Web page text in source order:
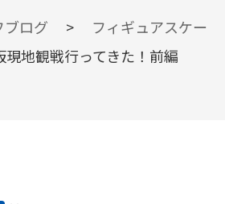
ブログ >
フィギュアスケー
現地観戦行ってきた！前編